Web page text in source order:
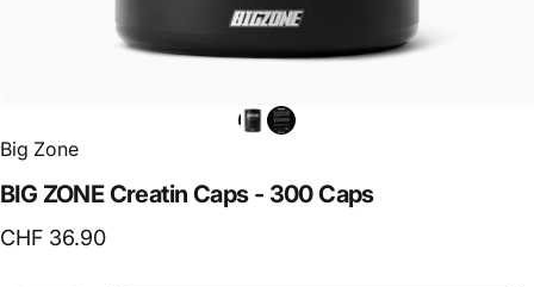
Big Zone
BIG ZONECreatin Caps - 300Caps
CHF 36.90